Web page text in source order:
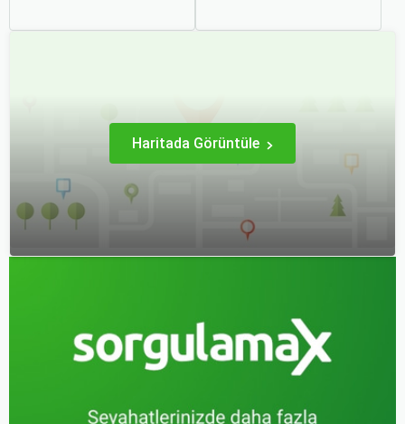
imkanları sunmaktadır.
deneyimler sunmaktadır.
Haritada Görüntüle